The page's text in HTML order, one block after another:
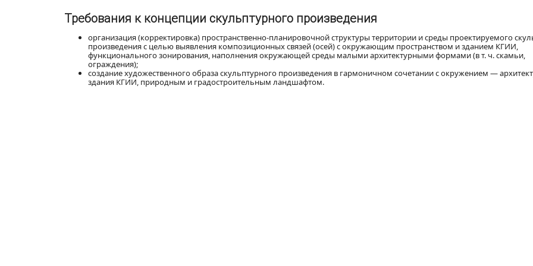
Требования к концепции скульптурного произведения
организация (корректировка) пространственно-планировочной структуры территории и среды проектируемого
произведения с целью выявления композиционных связей (осей) с окружающим пространством и зданием КГИИ,
функционального зонирования, наполнения окружающей среды малыми архитектурными формами (в т. ч. скамьи,
ограждения);
создание художественного образа скульптурного произведения в гармоничном сочетании с окружением —
здания КГИИ, природным и градостроительным ландшафтом.